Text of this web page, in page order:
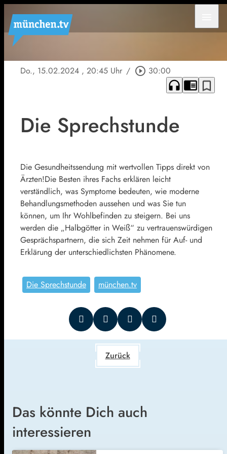
Do., 15.02.2024 , 20:45 Uhr / play_circle_outline 30:00
headphones chrome_reader_mode bookmark_border
Die Sprechstunde
Die Gesundheitssendung mit wertvollen Tipps direkt von
Ärzten!Die Besten ihres Fachs erklären leicht
verständlich, was Symptome bedeuten, wie moderne
Behandlungsmethoden aussehen und was Sie tun
können, um Ihr Wohlbefinden zu steigern. Bei uns
werden die „Halbgötter in Weiß“ zu vertrauenswürdigen
Gesprächspartnern, die sich Zeit nehmen für Auf- und
Erklärung der unterschiedlichsten Phänomene.
Die Sprechstunde münchen.tv
Zurück
Das könnte Dich auch
interessieren